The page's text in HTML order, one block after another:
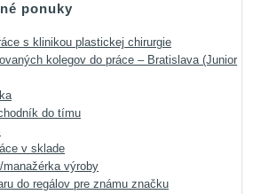
ponuky
s klinikou plastickej chirurgie
kolegov do práce – Bratislava (Junior
do tímu
v sklade
manažérka výroby
do regálov pre známu značku